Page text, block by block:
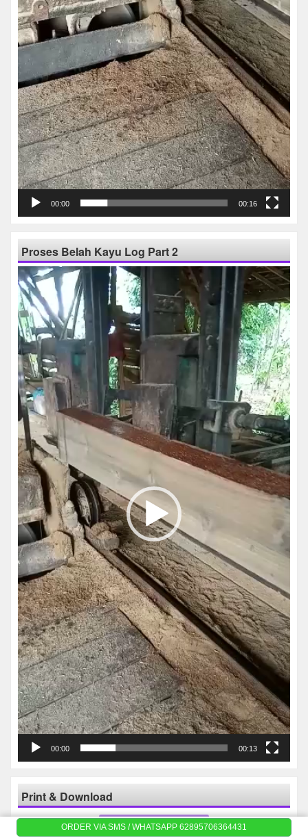
00:00 00:16
Proses Belah Kayu Log Part 2
Pemutar
Video
00:00 00:13
Print & Download
Print Katalog
ORDER VIA SMS / WHATSAPP 62895706364431